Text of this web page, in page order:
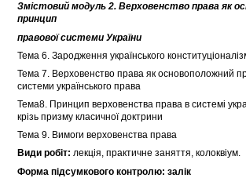
Змістовий модуль 2. Верховенство права як
принцип
правової системи України
Тема 6. Зародження українського
Тема 7. Верховенство права як основоположний
системи українського права
Тема8. Принцип верховенства права в системі
крізь призму класичної доктрини
Тема 9. Вимоги верховенства права
Види робіт: лекція, практичне заняття, колоквіум.
Форма підсумкового контролю: залік